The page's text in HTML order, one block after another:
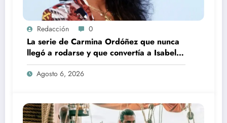
Redacción 0
La serie de Carmina Ordóñez que nunca
llegó a rodarse y que convertía a Isabel
Pantoja en la gran antagonista
Agosto 6, 2026